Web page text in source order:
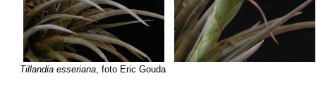
Tillandia esseriana, foto Eric Gouda